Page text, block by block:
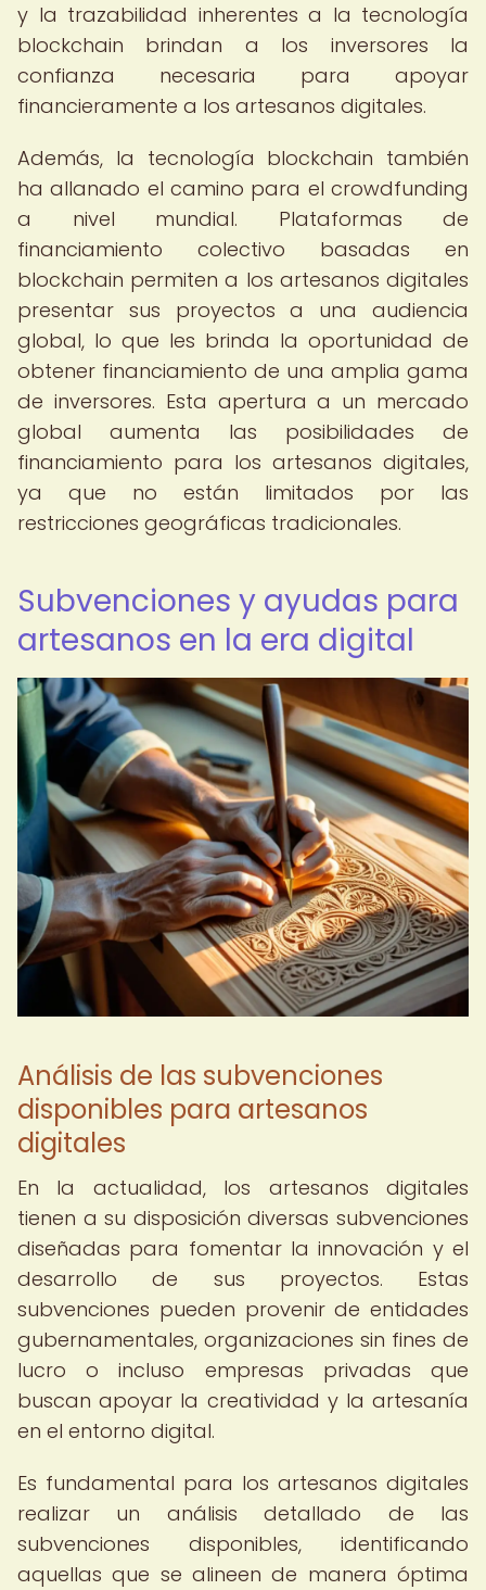
y la trazabilidad inherentes a la tecnología
blockchain brindan a los inversores la
confianza necesaria para apoyar
financieramente a los artesanos digitales.
Además, la tecnología blockchain también
ha allanado el camino para el crowdfunding
a nivel mundial. Plataformas de
financiamiento colectivo basadas en
blockchain permiten a los artesanos digitales
presentar sus proyectos a una audiencia
global, lo que les brinda la oportunidad de
obtener financiamiento de una amplia gama
de inversores. Esta apertura a un mercado
global aumenta las posibilidades de
financiamiento para los artesanos digitales,
ya que no están limitados por las
restricciones geográficas tradicionales.
Subvenciones y ayudas para
artesanos en la era digital
Análisis de las subvenciones
disponibles para artesanos
digitales
En la actualidad, los artesanos digitales
tienen a su disposición diversas subvenciones
diseñadas para fomentar la innovación y el
desarrollo de sus proyectos. Estas
subvenciones pueden provenir de entidades
gubernamentales, organizaciones sin fines de
lucro o incluso empresas privadas que
buscan apoyar la creatividad y la artesanía
en el entorno digital.
Es fundamental para los artesanos digitales
realizar un análisis detallado de las
subvenciones disponibles, identificando
aquellas que se alineen de manera óptima